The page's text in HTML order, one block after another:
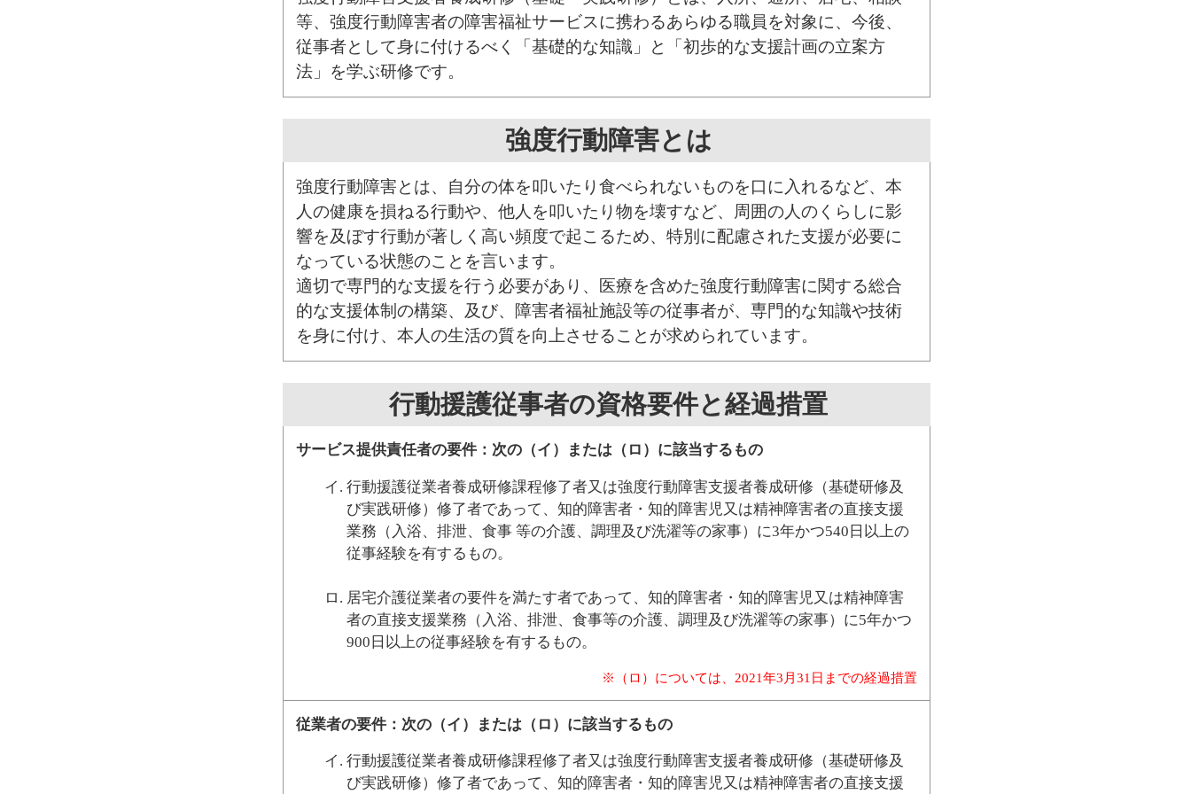
等、強度行動障害者の障害福祉サービスに携わるあらゆる職員を対象に、今後、
従事者として身に付けるべく「基礎的な知識」と「初歩的な支援計画の立案方
法」を学ぶ研修です。
強度行動障害とは
強度行動障害とは、自分の体を叩いたり食べられないものを口に入れるなど、本
人の健康を損ねる行動や、他人を叩いたり物を壊すなど、周囲の人のくらしに影
響を及ぼす行動が著しく高い頻度で起こるため、特別に配慮された支援が必要に
なっている状態のことを言います。
適切で専門的な支援を行う必要があり、医療を含めた強度行動障害に関する総合
的な支援体制の構築、及び、障害者福祉施設等の従事者が、専門的な知識や技術
を身に付け、本人の生活の質を向上させることが求められています。
行動援護従事者の資格要件と経過措置
サービス提供責任者の要件：次の（イ）または（ロ）に該当するもの
行動援護従業者養成研修課程修了者又は強度行動障害支援者養成研修（基礎研修及
び実践研修）修了者であって、知的障害者・知的障害児又は精神障害者の直接支援
業務（入浴、排泄、食事 等の介護、調理及び洗濯等の家事）に3年かつ540日以上の
従事経験を有するもの。
居宅介護従業者の要件を満たす者であって、知的障害者・知的障害児又は精神障害
者の直接支援業務（入浴、排泄、食事等の介護、調理及び洗濯等の家事）に5年かつ
900日以上の従事経験を有するもの。
※（ロ）については、2021年3月31日までの経過措置
従業者の要件：次の（イ）または（ロ）に該当するもの
行動援護従業者養成研修課程修了者又は強度行動障害支援者養成研修（基礎研修及
び実践研修）修了者であって、知的障害者・知的障害児又は精神障害者の直接支援